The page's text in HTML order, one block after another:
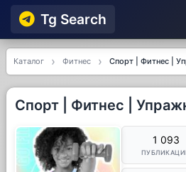
Tg Searсh
Каталог Фитнес Спорт | Фитнес |
Спорт | Фитнес |
1 093